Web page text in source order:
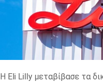
Η Eli Lilly μεταβίβασε τα